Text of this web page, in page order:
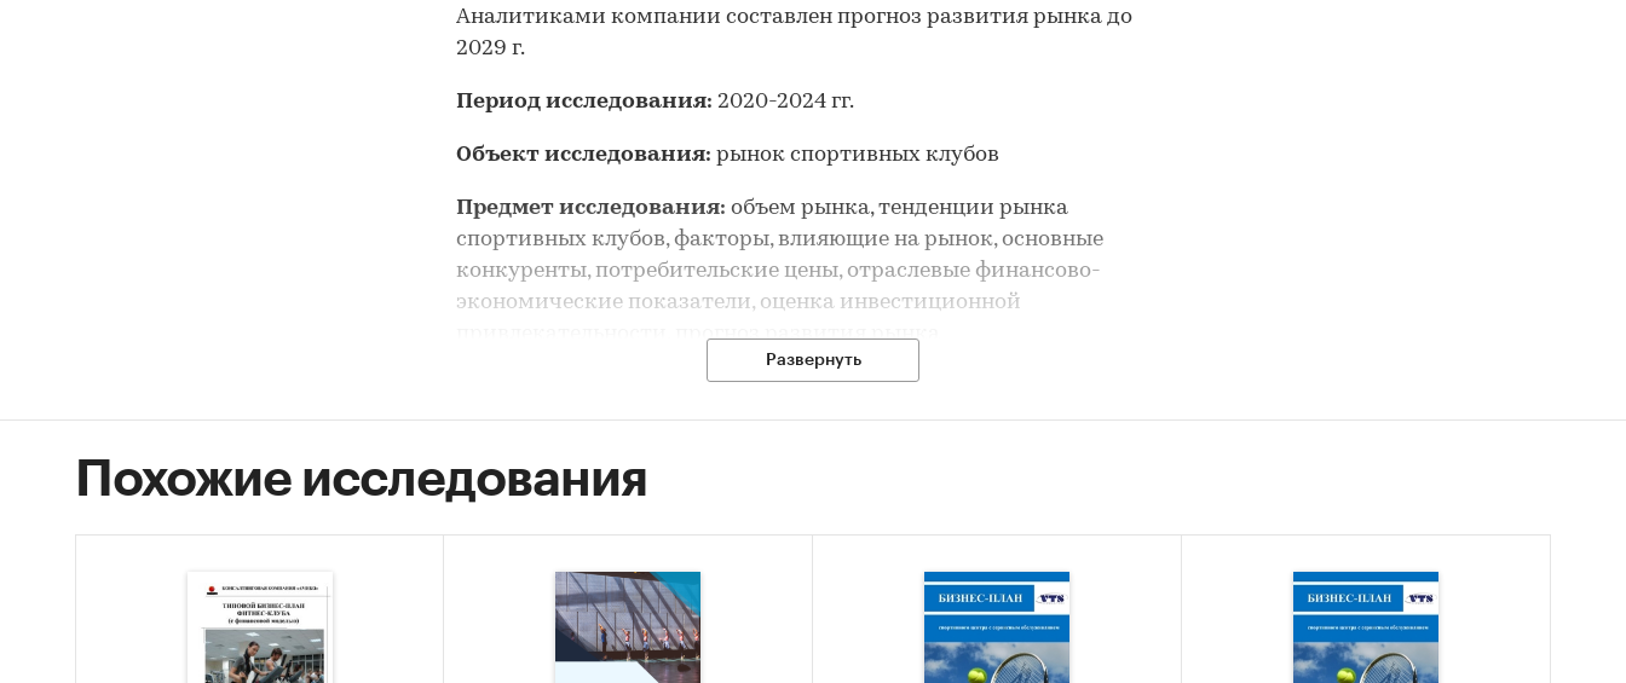
Аналитиками компании составлен прогноз развития рынка до
2029 г.
Период исследования: 2020-2024 гг.
Объект исследования: рынок спортивных клубов
Предмет исследования: объем рынка, тенденции рынка
спортивных клубов, факторы, влияющие на рынок, основные
конкуренты, потребительские цены, отраслевые финансово-
экономические показатели, оценка инвестиционной
привлекательности, прогноз развития рынка
Анализ рынка спортивных клубов выполнен по рынку в целом, без
изучения отдельных его сегментов
География:Москва и Московская область
Задачи исследования:
Описание состояния рынка спортивных клубов
Развернуть
Похожие исследования